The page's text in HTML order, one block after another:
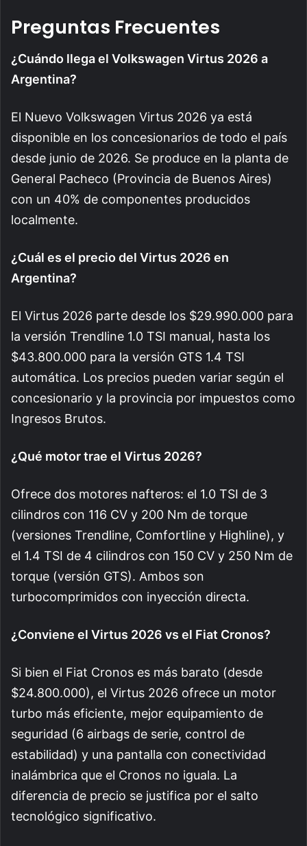
Preguntas Frecuentes
¿Cuándo llega el Volkswagen Virtus 2026 a
Argentina?
El Nuevo Volkswagen Virtus 2026 ya está
disponible en los concesionarios de todo el país
desde junio de 2026. Se produce en la planta de
General Pacheco (Provincia de Buenos Aires)
con un 40% de componentes producidos
localmente.
¿Cuál es el precio del Virtus 2026 en
Argentina?
El Virtus 2026 parte desde los $29.990.000 para
la versión Trendline 1.0 TSI manual, hasta los
$43.800.000 para la versión GTS 1.4 TSI
automática. Los precios pueden variar según el
concesionario y la provincia por impuestos como
Ingresos Brutos.
¿Qué motor trae el Virtus 2026?
Ofrece dos motores nafteros: el 1.0 TSI de 3
cilindros con 116 CV y 200 Nm de torque
(versiones Trendline, Comfortline y Highline), y
el 1.4 TSI de 4 cilindros con 150 CV y 250 Nm de
torque (versión GTS). Ambos son
turbocomprimidos con inyección directa.
¿Conviene el Virtus 2026 vs el Fiat Cronos?
Si bien el Fiat Cronos es más barato (desde
$24.800.000), el Virtus 2026 ofrece un motor
turbo más eficiente, mejor equipamiento de
seguridad (6 airbags de serie, control de
estabilidad) y una pantalla con conectividad
inalámbrica que el Cronos no iguala. La
diferencia de precio se justifica por el salto
tecnológico significativo.